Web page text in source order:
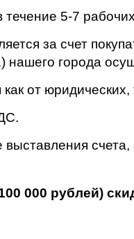
течение 5-7
за счет
нашего города
от
000 рублей)